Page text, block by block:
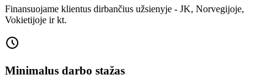
Finansuojame klientus dirbančius užsienyje - JK, Norvegijoje,
Vokietijoje ir kt.
Minimalus darbo stažas